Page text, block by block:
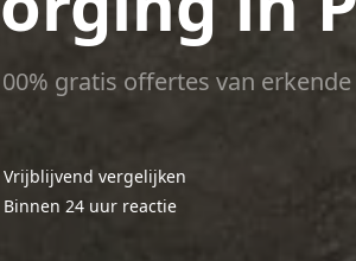
gratis offertes van
Vrijblijvend vergelijken
Binnen 24 uur reactie